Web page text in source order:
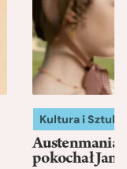
Kultura i Sztuka
Austenmania.
pokochał